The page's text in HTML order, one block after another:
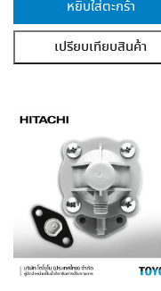
หยิบใส่ตะกร้า
เปรียบเทียบสินค้า